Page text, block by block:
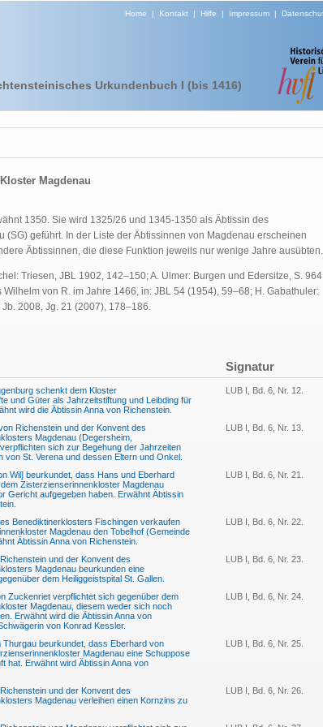
Home | Kontakt| Hilfe | Impressum|
Urkundenbuch I (bis 1416)
Magdenau
1350. Sie wird 1325/26 und 1345-1350 als Äbtissin des
(SG) geführt. In der Liste der Äbtissinnen von Magdenau erscheinen
Äbtissinnen, die diese Funktion jeweils nur wenige Jahre ausübten.
Triesen, JBL 1902, 142–150; A. Ulmer: Burgen und Edersitze, S. 964
von R. im Jahre 1466, in: JBL 54 (1954), 59–68; H. Gabathuler:
2008, Jg. 21 (2007), 178–186.
Signatur
schenkt dem Kloster
und Güter als Jahrzeitstiftung und Leibding für
wird die Äbtissin Anna von Richenstein.
LUB I, Bd. 6, Nr. 12.
Richenstein und der Konvent des
Magdenau (Degersheim,
sich zur Begehung der Jahrzeiten
von St. Verena und dessen Eltern und Onkel.
LUB I, Bd. 6, Nr. 13.
Wil] beurkundet, dass Hans und Eberhard
Zisterzienserinnenkloster Magdenau
Gericht aufgegeben haben. Erwähnt Äbtissin
LUB I, Bd. 6, Nr. 21.
Benediktinerklosters Fischingen verkaufen
Magdenau den Tobelhof (Gemeinde
Äbtissin Anna von Richenstein.
LUB I, Bd. 6, Nr. 22.
und der Konvent des
Magdenau beurkunden eine
dem Heiliggeistspital St. Gallen.
LUB I, Bd. 6, Nr. 23.
Zuckenriet verpflichtet sich gegenüber dem
Magdenau, diesem weder sich noch
Erwähnt wird die Äbtissin Anna von
von Konrad Kessler.
LUB I, Bd. 6, Nr. 24.
Thurgau beurkundet, dass Eberhard von
Magdenau eine Schuppose
hat. Erwähnt wird Äbtissin Anna von
LUB I, Bd. 6, Nr. 25.
und der Konvent des
Magdenau verleihen einen Kornzins zu
LUB I, Bd. 6, Nr. 26.